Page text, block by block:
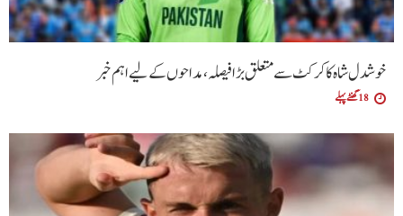
خوشدل شاہ کا کرکٹ سے متعلق بڑا فیصلہ، مداحوں کے لیے اہم خبر
18 گھنٹے پہلے